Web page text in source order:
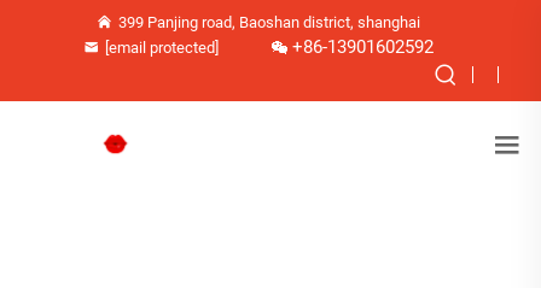
399 Panjing road, Baoshan district, shanghai
[email protected]
+86-13901602592